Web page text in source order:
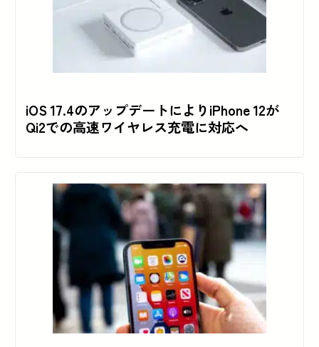
iOS 17.4のアップデートによりiPhone 12が
Qi2での高速ワイヤレス充電に対応へ